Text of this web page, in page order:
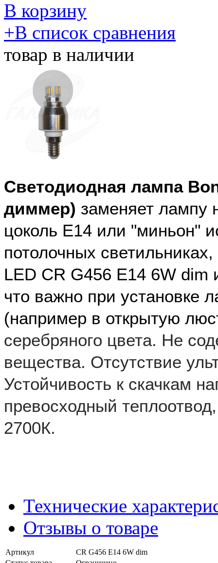
В корзину
​+В список сравнения
товар в наличии
Светодиодная лампа
диммер) заменяет лампу
цоколь Е14 или "миньон"
потолочных
LED CR G456 E14 6W dim
что важно при установке
(например в открытую
серебряного цвета. Не
вещества. Отсутствие
Устойчивость к скачкам
превосходный
2700К.
Технические
Отзывы о товаре
Артикул
CR G456 E14 6W dim